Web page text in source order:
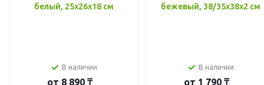
белый, 25x26x18 см
В наличии
от 8 890 ₸
бежевый, 38/35x38x2 см
В наличии
от 1 790 ₸